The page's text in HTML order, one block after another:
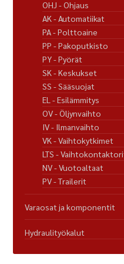
OHJ - Ohjaus
AK - Automatiikat
PA - Polttoaine
PP - Pakoputkisto
PY - Pyörät
SK - Keskukset
SS - Sääsuojat
EL - Esilämmitys
OV - Öljynvaihto
IV - Ilmanvaihto
VK - Vaihtokytkimet
LTS -
NV - Vuotoaltaat
PV - Trailerit
Varaosat ja komponentit
Hydraulityökalut